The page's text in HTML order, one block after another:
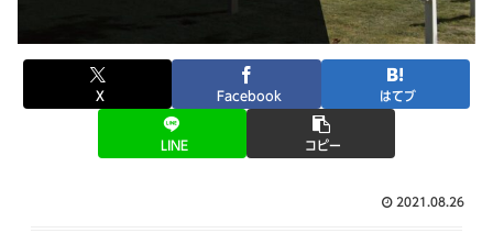
X Facebook はてブ
LINE コピー
2021.08.26